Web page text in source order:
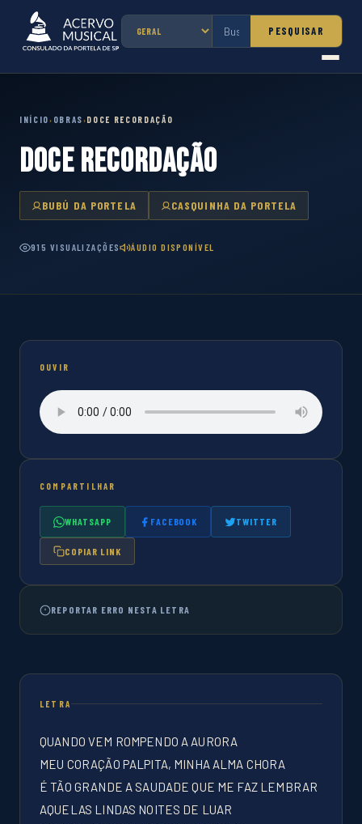
PESQUISAR
INÍCIO› OBRAS›DOCE RECORDAÇÃO
DOCE RECORDAÇÃO
BUBÚ DA PORTELA CASQUINHA DA PORTELA
915 VISUALIZAÇÕES ÁUDIO DISPONÍVEL
LETRA
QUANDO VEM ROMPENDO A AURORA
MEU CORAÇÃO PALPITA, MINHA ALMA CHORA
É TÃO GRANDE A SAUDADE QUE ME FAZ LEMBRAR
AQUELAS LINDAS NOITES DE LUAR
OUVIR
COMPARTILHAR
WHATSAPP FACEBOOK TWITTER
COPIAR LINK
REPORTAR ERRO NESTA LETRA